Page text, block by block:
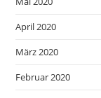
April 2020
März 2020
Februar 2020